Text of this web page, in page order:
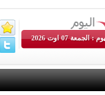
: الجمعة 07 اوت 2026